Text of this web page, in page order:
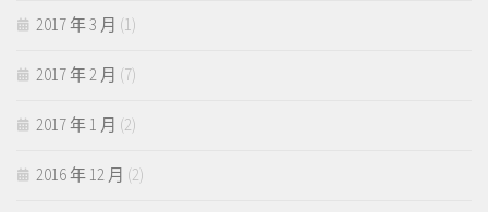
2017 年 3 月 (1)
2017 年 2 月 (7)
2017 年 1 月 (2)
2016 年 12 月 (2)